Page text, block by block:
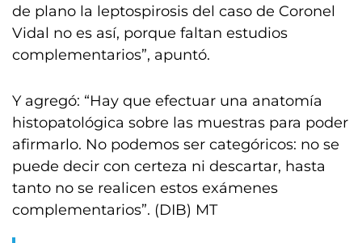
de plano la leptospirosis del caso de Coronel
Vidal no es así, porque faltan estudios
complementarios”, apuntó.
Y agregó: “Hay que efectuar una anatomía
histopatológica sobre las muestras para poder
afirmarlo. No podemos ser categóricos: no se
puede decir con certeza ni descartar, hasta
tanto no se realicen estos exámenes
complementarios”. (DIB) MT